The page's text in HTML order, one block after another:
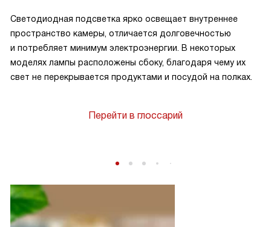
Светодиодная подсветка ярко освещает внутреннее
пространство камеры, отличается долговечностью
и потребляет минимум электроэнергии. В некоторых
моделях лампы расположены сбоку, благодаря чему их
свет не перекрывается продуктами и посудой на полках.
Перейти в глоссарий